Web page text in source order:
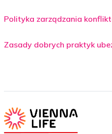
Polityka zarządzania
Zasady dobrych praktyk